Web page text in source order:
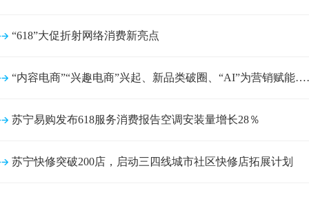
“618”大促折射网络消费新亮点
“内容电商”“兴趣电商”兴起、新品类破圈、“AI”为营销赋能
苏宁易购发布618服务消费报告空调安装量增长28％
苏宁快修突破200店，启动三四线城市社区快修店拓展计划